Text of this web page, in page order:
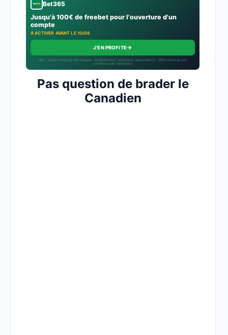
Bet365
Jusqu'à 100€ de freebet pour l'ouverture d'un
compte
À ACTIVER AVANT LE 10/08
J'EN PROFITE→
18+ · Jouer comporte des risques : endettement, isolement, dépendance · Offre soumise aux
conditions de l’opérateur.
Pas question de brader le
Canadien